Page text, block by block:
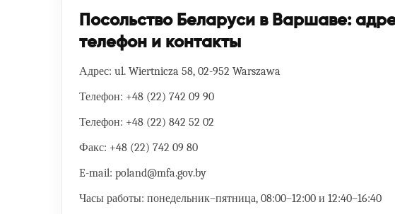
Посольство Беларуси в Варшаве:
телефон и контакты
Адрес: ul. Wiertnicza 58, 02-952 Warszawa
Телефон: +48 (22) 742 09 90
Телефон: +48 (22) 842 52 02
Факс: +48 (22) 742 09 80
E-mail: poland@mfa.gov.by
Часы работы: понедельник–пятница, 08:00–12:00 и 12:40–16:40